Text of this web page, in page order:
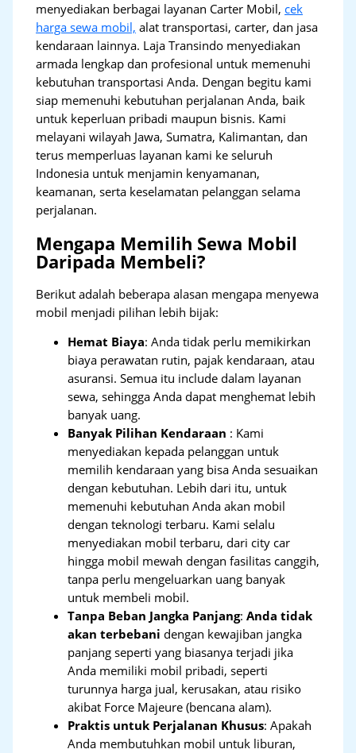
menyediakan berbagai layanan Carter Mobil, cek
harga sewa mobil, alat transportasi, carter, dan jasa
kendaraan lainnya. Laja Transindo menyediakan
armada lengkap dan profesional untuk memenuhi
kebutuhan transportasi Anda. Dengan begitu kami
siap memenuhi kebutuhan perjalanan Anda, baik
untuk keperluan pribadi maupun bisnis. Kami
melayani wilayah Jawa, Sumatra, Kalimantan, dan
terus memperluas layanan kami ke seluruh
Indonesia untuk menjamin kenyamanan,
keamanan, serta keselamatan pelanggan selama
perjalanan.
Mengapa Memilih Sewa Mobil
Daripada Membeli?
Berikut adalah beberapa alasan mengapa menyewa
mobil menjadi pilihan lebih bijak:
Hemat Biaya: Anda tidak perlu memikirkan
biaya perawatan rutin, pajak kendaraan, atau
asuransi. Semua itu include dalam layanan
sewa, sehingga Anda dapat menghemat lebih
banyak uang.
Banyak Pilihan Kendaraan : Kami
menyediakan kepada pelanggan untuk
memilih kendaraan yang bisa Anda sesuaikan
dengan kebutuhan. Lebih dari itu, untuk
memenuhi kebutuhan Anda akan mobil
dengan teknologi terbaru. Kami selalu
menyediakan mobil terbaru, dari city car
hingga mobil mewah dengan fasilitas canggih,
tanpa perlu mengeluarkan uang banyak
untuk membeli mobil.
Tanpa Beban Jangka Panjang:Anda tidak
akan terbebani dengan kewajiban jangka
panjang seperti yang biasanya terjadi jika
Anda memiliki mobil pribadi, seperti
turunnya harga jual, kerusakan, atau risiko
akibat Force Majeure (bencana alam).
Praktis untuk Perjalanan Khusus: Apakah
Anda membutuhkan mobil untuk liburan,